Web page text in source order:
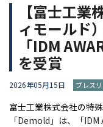
【富士工
ィモールド
「IDM
を受賞
2026年05月15日 プレス
富士工業株式会社の特殊
「Demold」は、「